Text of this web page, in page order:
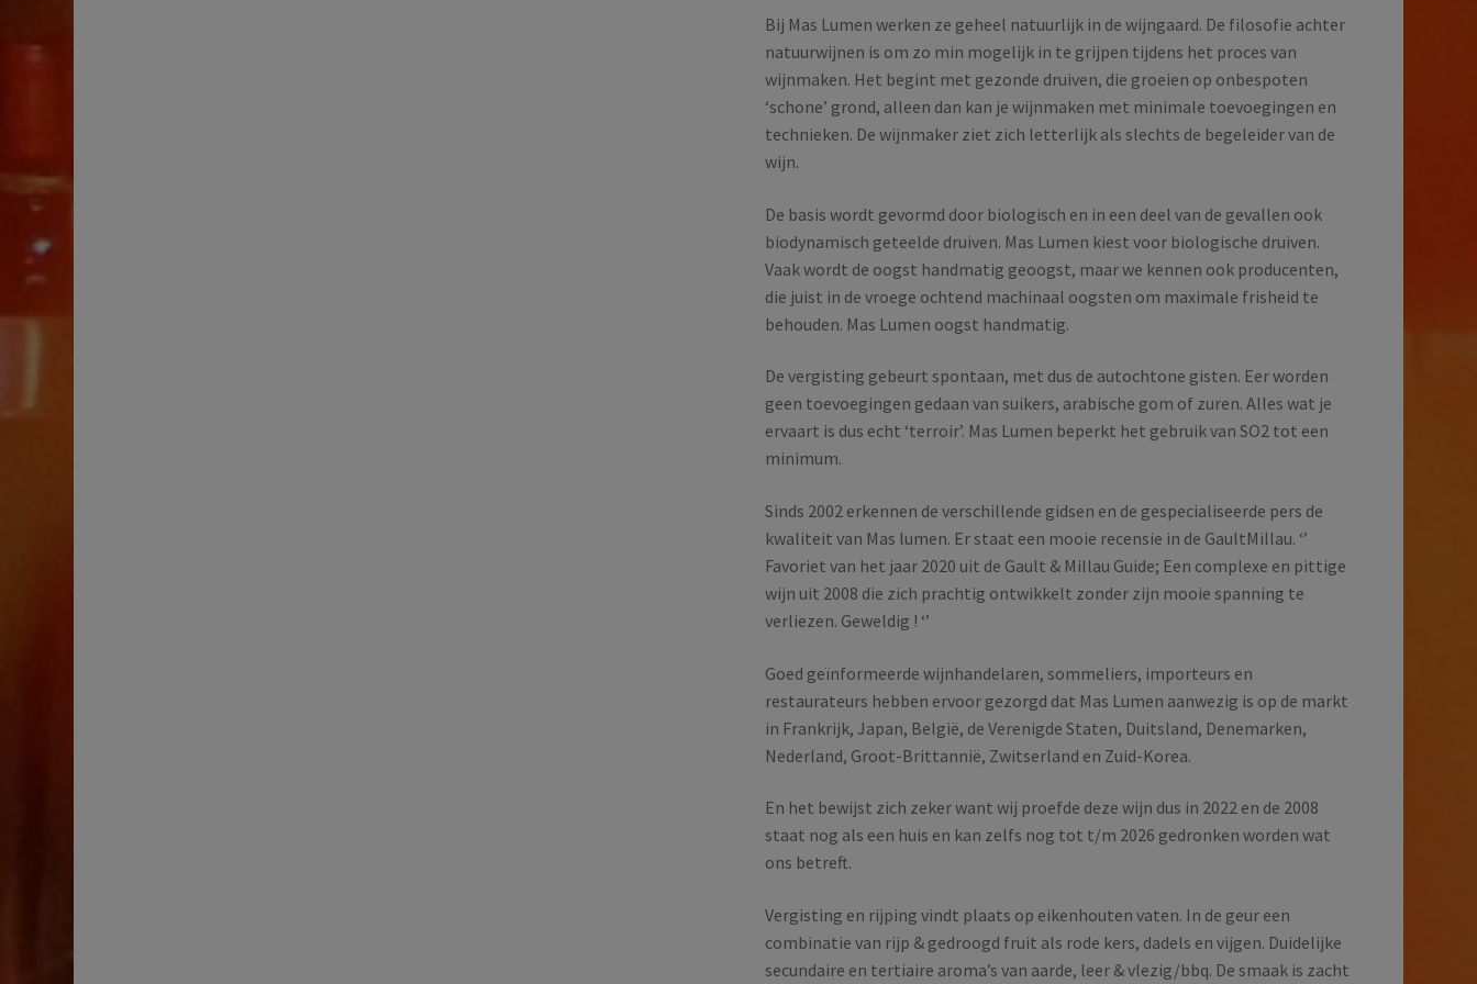
Bij Mas Lumen werken ze geheel natuurlijk in de wijngaard. De filosofie achter
natuurwijnen is om zo min mogelijk in te grijpen tijdens het proces van
wijnmaken. Het begint met gezonde druiven, die groeien op onbespoten
‘schone’ grond, alleen dan kan je wijnmaken met minimale toevoegingen en
technieken. De wijnmaker ziet zich letterlijk als slechts de begeleider van de
wijn.
De basis wordt gevormd door biologisch en in een deel van de gevallen ook
biodynamisch geteelde druiven. Mas Lumen kiest voor biologische druiven.
Vaak wordt de oogst handmatig geoogst, maar we kennen ook producenten,
die juist in de vroege ochtend machinaal oogsten om maximale frisheid te
behouden. Mas Lumen oogst handmatig.
De vergisting gebeurt spontaan, met dus de autochtone gisten. Eer worden
geen toevoegingen gedaan van suikers, arabische gom of zuren. Alles wat je
ervaart is dus echt ‘terroir’. Mas Lumen beperkt het gebruik van SO2 tot een
minimum.
Sinds 2002 erkennen de verschillende gidsen en de gespecialiseerde pers de
kwaliteit van Mas lumen. Er staat een mooie recensie in de GaultMillau. ‘’
Favoriet van het jaar 2020 uit de Gault & Millau Guide; Een complexe en pittige
wijn uit 2008 die zich prachtig ontwikkelt zonder zijn mooie spanning te
verliezen. Geweldig ! ‘’
Goed geïnformeerde wijnhandelaren, sommeliers, importeurs en
restaurateurs hebben ervoor gezorgd dat Mas Lumen aanwezig is op de markt
in Frankrijk, Japan, België, de Verenigde Staten, Duitsland, Denemarken,
Nederland, Groot-Brittannië, Zwitserland en Zuid-Korea.
En het bewijst zich zeker want wij proefde deze wijn dus in 2022 en de 2008
staat nog als een huis en kan zelfs nog tot t/m 2026 gedronken worden wat
ons betreft.
Vergisting en rijping vindt plaats op eikenhouten vaten. In de geur een
combinatie van rijp & gedroogd fruit als rode kers, dadels en vijgen. Duidelijke
secundaire en tertiaire aroma’s van aarde, leer & vlezig/bbq. De smaak is zacht